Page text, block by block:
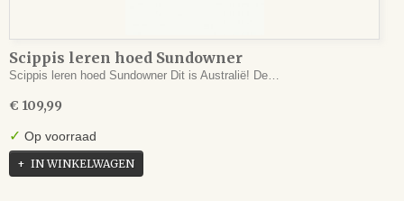
Scippis leren hoed Sundowner
Scippis leren hoed Sundowner Dit is Australië! De…
€ 109,99
✓ Op voorraad
IN WINKELWAGEN